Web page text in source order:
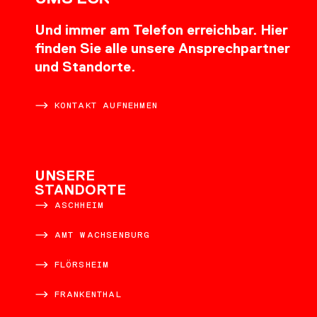
Und immer am Telefon erreichbar. Hier
finden Sie alle unsere Ansprechpartner
und Standorte.
KONTAKT AUFNEHMEN
UNSERE
STANDORTE
ASCHHEIM
AMT WACHSENBURG
FLÖRSHEIM
FRANKENTHAL